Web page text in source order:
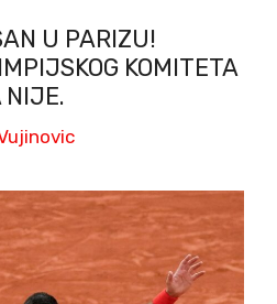
U PARIZU!
KOMITETA
NIJE.